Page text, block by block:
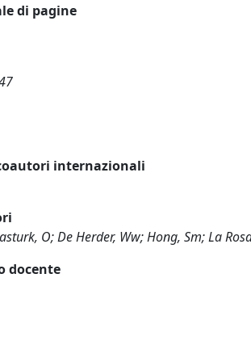
di pagine
internazionali
O; De Herder, Ww; Hong, Sm; La
docente